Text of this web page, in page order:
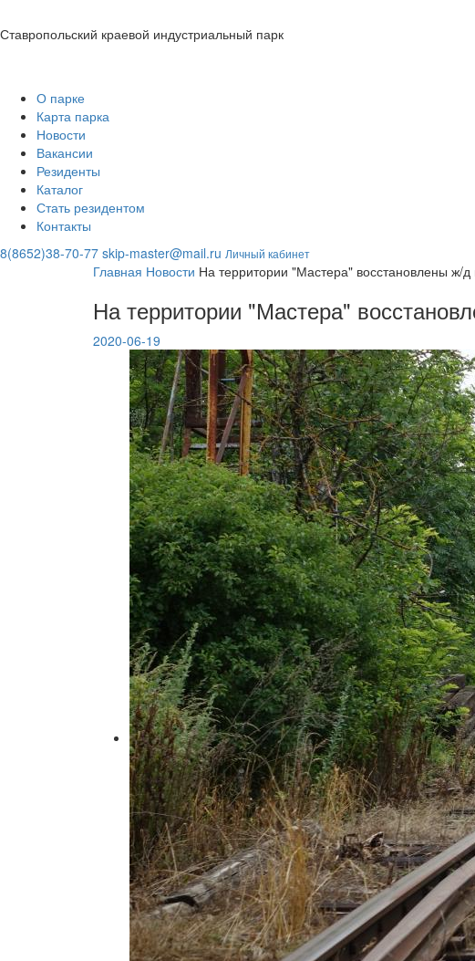
Ставропольский краевой индустриальный парк
О парке
Карта парка
Новости
Вакансии
Резиденты
Каталог
Стать резидентом
Контакты
8(8652)38-70-77 skip-master@mail.ru Личный кабинет
Главная Новости На территории "Мастера" восстановлены ж/д
На территории "Мастера"
2020-06-19